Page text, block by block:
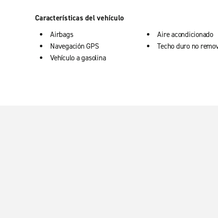
Características del vehículo
Airbags
Navegación GPS
Vehículo a gasolina
Aire acondicionado
Techo duro no